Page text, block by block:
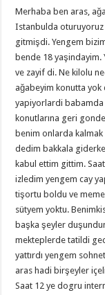
1
hafta.
için
Merhaba ben aras,
Istanbulda oturuyoruz
gitmişdi. Yengem
bende 18
ve zayif di. Ne kilolu
ağabeyim konutta yok
yapiyorlardi
konutlarına geri
benim onlarda
dedim bakkala
kabul ettim gittim.
izledim yengem cay
tişortu boldu ve
sütyem yoktu.
başka şeyler
mekteplerde tatildi
yattırdı yengem
aras hadi birşeyler
Saat 12 ye dogru